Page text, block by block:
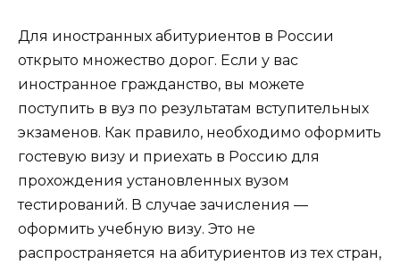
Для иностранных абитуриентов в России
открыто множество дорог. Если у вас
иностранное гражданство, вы можете
поступить в вуз по результатам вступительных
экзаменов. Как правило, необходимо оформить
гостевую визу и приехать в Россию для
прохождения установленных вузом
тестирований. В случае зачисления —
оформить учебную визу. Это не
распространяется на абитуриентов из тех стран,